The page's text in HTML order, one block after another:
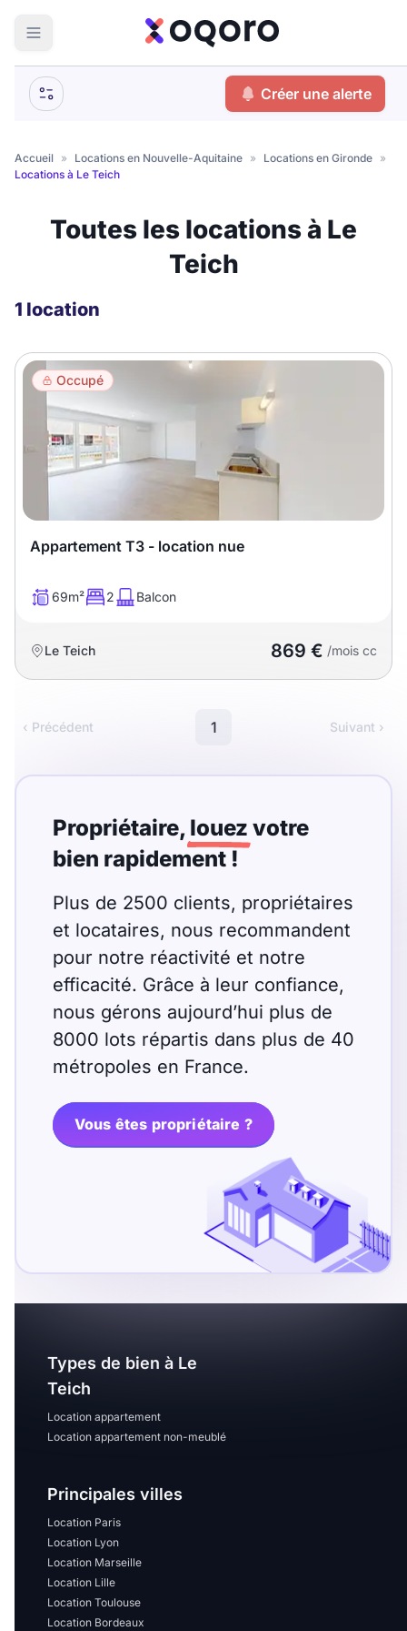
Votre
Que recherchez-vous ?
Logement entier
Coliving
Résidence étudiante
Meublé ?
Meublé Non meublé
Montant du loyer
€
Studio
T6 T7
T10 T11 T12
T15
Superficie
m2
m2
Nombre de chambres
disponibles
chambres
disponibles
Ascenseur Gardien
Local à vélo
Promotions
Mettre en avant les
promotions sur honoraires
recherche
Créer une alerte
Accueil » Locations en Nouvelle-Aquitaine » Locations en Gironde »
Locations à Le Teich
Toutes les locations à Le
Teich
1 location
Occupé
Appartement T3 - location nue
69m² 2 Balcon
Le Teich 869 € /mois cc
‹ Précédent 1 Suivant ›
Propriétaire, louez votre
bien rapidement !
Plus de 2500 clients, propriétaires
et locataires, nous recommandent
pour notre réactivité et notre
efficacité. Grâce à leur confiance,
nous gérons aujourd’hui plus de
8000 lots répartis dans plus de 40
métropoles en France.
Vous êtes propriétaire ?
Types de bien à Le
Teich
Location appartement
Location appartement non-meublé
Principales villes
Location Paris
Location Lyon
Location Marseille
Location Lille
Location Toulouse
Location Bordeaux